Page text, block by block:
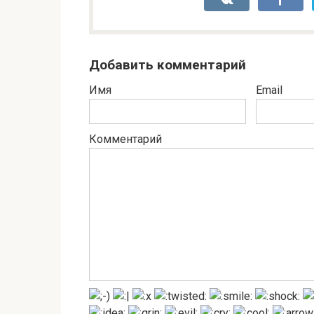
Добавить комментарий
Имя Email
Комментарий